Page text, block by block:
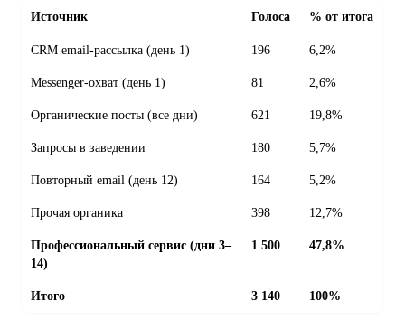
Источник Голоса % от итога
CRM email-рассылка (день 1) 196 6,2%
Messenger-охват (день 1) 81 2,6%
Органические посты (все дни) 621 19,8%
Запросы в заведении 180 5,7%
Повторный email (день 12) 164 5,2%
Прочая органика 398 12,7%
Профессиональный сервис (дни 3–
14)
1 500 47,8%
Итого 3 140 100%